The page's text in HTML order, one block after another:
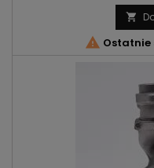

 Ostatnie